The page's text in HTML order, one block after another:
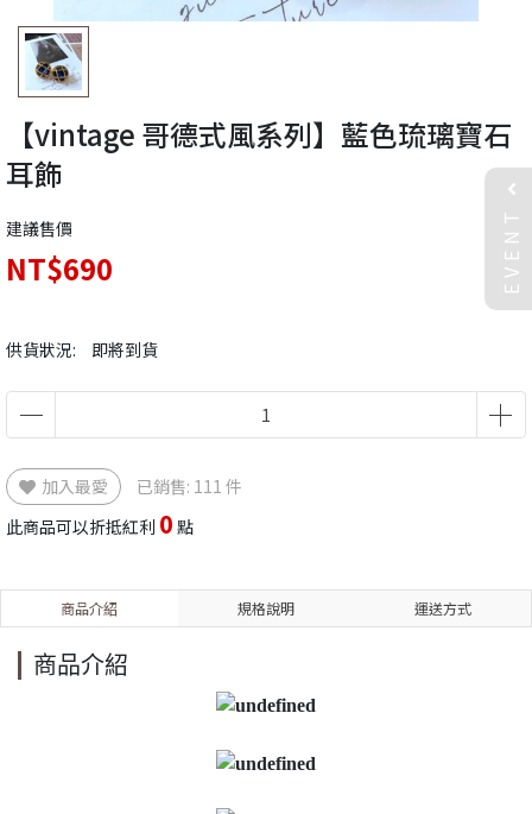
【vintage 哥德式風系列】藍色琉璃寶石
耳飾
建議售價
NT$690
供貨狀況: 即將到貨
加入最愛
已銷售: 111 件
此商品可以折抵紅利 0 點
商品介紹 規格說明 運送方式
商品介紹
EVENT